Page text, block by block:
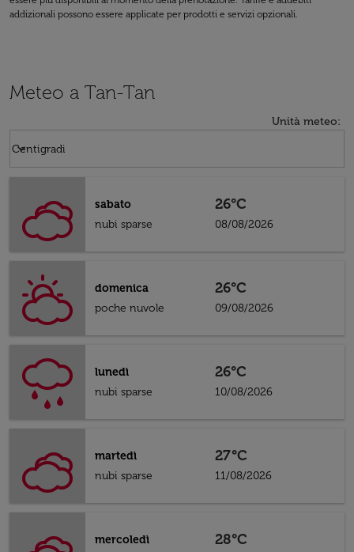
addizionali possono essere applicate per prodotti e servizi opzionali.
Meteo a Tan-Tan
Unità meteo:
Centigradi
keyboard_arrow_down
sabato
nubi sparse
26°C
08/08/2026
domenica
poche nuvole
26°C
09/08/2026
lunedì
nubi sparse
26°C
10/08/2026
martedì
nubi sparse
27°C
11/08/2026
mercoledì
28°C